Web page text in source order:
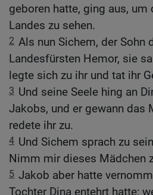
geboren hatte, ging aus, um
Landes zu sehen.
2 Als nun Sichem, der Sohn
Landesfürsten Hemor, sie
legte sich zu ihr und tat ihr
3 Und seine Seele hing an
Jakobs, und er gewann das
redete ihr zu.
4 Und Sichem sprach zu
Nimm mir dieses Mädchen
5 Jakob aber hatte
Tochter Dina entehrt hatte;